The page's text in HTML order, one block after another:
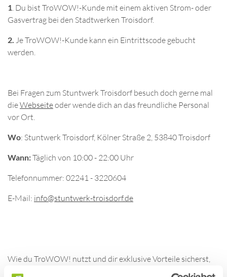
1. Du bist TroWOW!-Kunde mit einem aktiven Strom- oder
Gasvertrag bei den Stadtwerken Troisdorf.
2. Je TroWOW!-Kunde kann ein Eintrittscode gebucht
werden.
Bei Fragen zum Stuntwerk Troisdorf besuch doch gerne mal
dieWebseiteoder wende dich an das freundliche Personal
vor Ort.
Wo: Stuntwerk Troisdorf, Kölner Straße 2, 53840 Troisdorf
Wann:Täglich von 10:00 - 22:00 Uhr
Telefonnummer: 02241 - 3220604
E-Mail: info@stuntwerk-troisdorf.de
Wie du TroWOW! nutzt und dir exklusive Vorteile sicherst,
erfährst du